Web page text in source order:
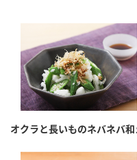
オクラと長いものネバネバ和